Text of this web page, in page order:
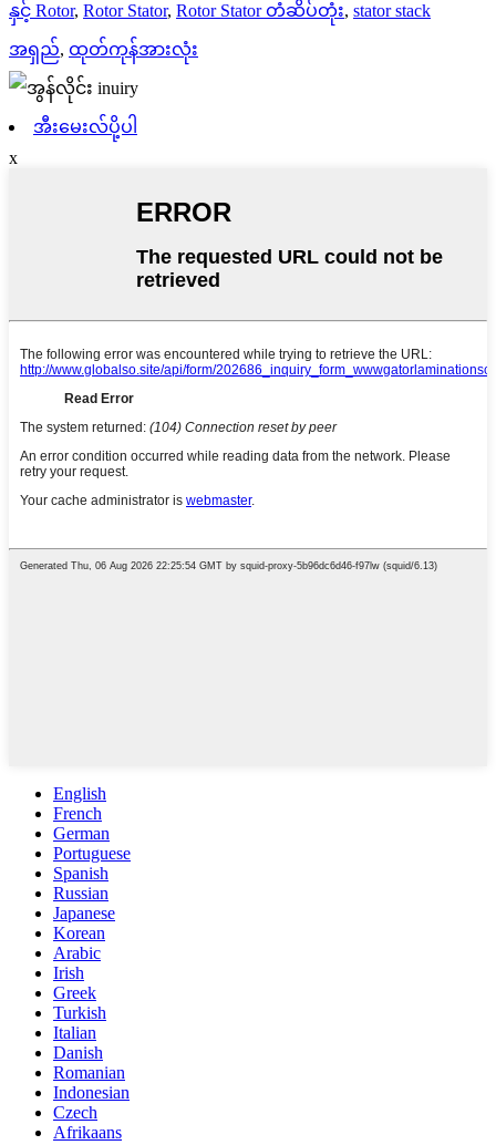
နှင့် Rotor, Rotor Stator, Rotor Stator တံဆိပ်တုံး, stator stack
အရှည်, ထုတ်ကုန်အားလုံး
အီးမေးလ်ပို့ပါ
x
English
French
German
Portuguese
Spanish
Russian
Japanese
Korean
Arabic
Irish
Greek
Turkish
Italian
Danish
Romanian
Indonesian
Czech
Afrikaans